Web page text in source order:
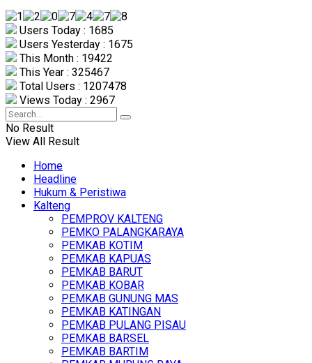
Users Today : 1685
Users Yesterday : 1675
This Month : 19422
This Year : 325467
Total Users : 1207478
Views Today : 2967
No Result
View All Result
Home
Headline
Hukum & Peristiwa
Kalteng
PEMPROV KALTENG
PEMKO PALANGKARAYA
PEMKAB KOTIM
PEMKAB KAPUAS
PEMKAB BARUT
PEMKAB KOBAR
PEMKAB GUNUNG MAS
PEMKAB KATINGAN
PEMKAB PULANG PISAU
PEMKAB BARSEL
PEMKAB BARTIM